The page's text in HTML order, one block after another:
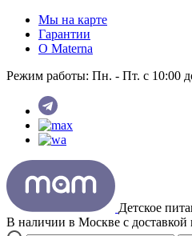
Мы на карте
Гарантии
O Materna
Режим работы: Пн. - Пт. с 10:00
Детское
В наличии в Москве с доставкой